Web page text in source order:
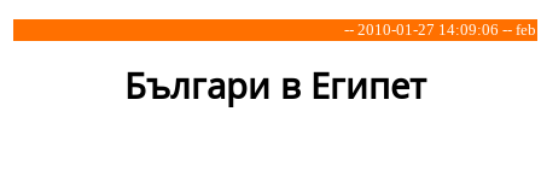
-- 2010-01-27 14:09:06 -- feb
Българи в Египет